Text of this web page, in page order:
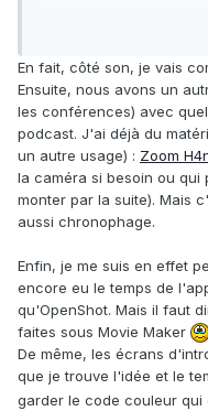
le job pour un peu
exemple) donne
micro peut capter. Les
intéressants à
approfondi les notions.
De plus, même le
un bon son si
qualité (
bonne qualité qui prend moins
gros - et en vidéo, le débit
En fait, côté son, je vais
Ensuite, nous avons un
les conférences) avec
podcast. J'ai déjà du
un autre usage) : Zoom
la caméra si besoin ou qui
monter par la suite). Mais
aussi chronophage.
Enfin, je me suis en effet
encore eu le temps de
qu'OpenShot. Mais il faut
faites sous Movie Maker
De même, les écrans
que je trouve l'idée et le
garder le code couleur qui